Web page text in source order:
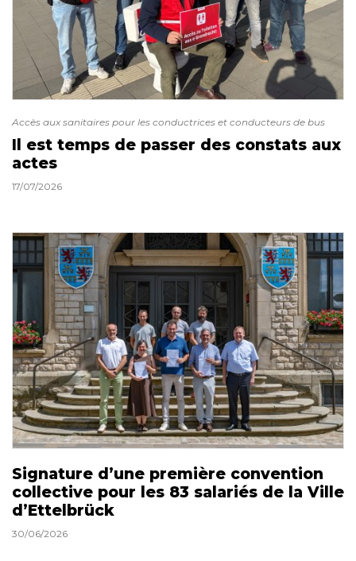
Accès aux sanitaires pour les conductrices et conducteurs de bus
Il est temps de passer des constats aux
actes
17/07/2026
Signature d’une première convention
collective pour les 83 salariés de la Ville
d’Ettelbrück
30/06/2026